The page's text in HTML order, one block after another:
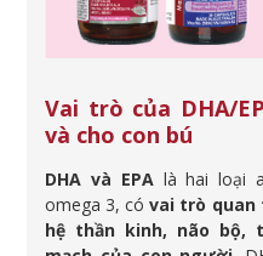
Vai trò của DHA/
và cho con bú
DHA và EPAlà hai loại
omega 3, cóvai trò quan
hệ thần kinh, não bộ,